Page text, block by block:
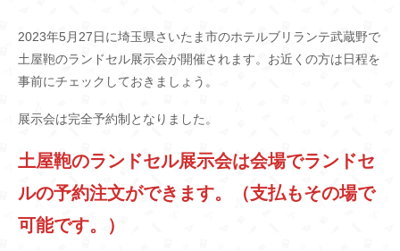
2023年5月27日に埼玉県さいたま市のホテルブリランテ武蔵野で
土屋鞄のランドセル展示会が開催されます。お近くの方は日程を
事前にチェックしておきましょう。
展示会は完全予約制となりました。
土屋鞄のランドセル展示会は会場でランドセ
ルの予約注文ができます。（支払もその場で
可能です。）